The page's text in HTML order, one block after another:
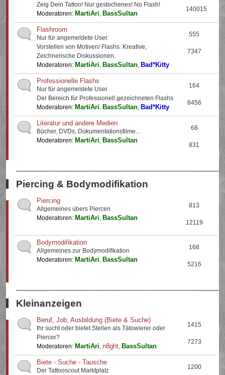
Zeig Dein Tattoo! Nur gestochenes! No Flash!
Moderatoren: MartiAri, BassSultan
140015
Flashroom
Nur für angemeldete User.
Vorstellen von Motiven/ Flashs. Kreative,
Zeichnerische Diskussionen.
Moderatoren: MartiAri, BassSultan, Bad*Kitty
555
7347
Professionelle Flashs
Nur für angemeldete User.
Der Bereich für Professionell gezeichneten Flashs
Moderatoren: MartiAri, BassSultan, Bad*Kitty
164
8456
Literatur und andere Medien
Bücher, DVDs, Dokumentationsfilme...
Moderatoren: MartiAri, BassSultan
68
831
Piercing & Bodymodifikation
Piercing
Allgemeines übers Piercen
Moderatoren: MartiAri, BassSultan
813
12119
Bodymodifikation
Allgemeines zur Bodymodifikation
Moderatoren: MartiAri, BassSultan
168
5216
Kleinanzeigen
Beruf, Job, Ausbildung (Biete & Suche)
Ihr sucht oder bietet Stellen als Tätowierer oder
Piercer?
Moderatoren: MartiAri,n8ght, BassSultan
1415
7273
Biete - Suche - Tausche
Der Tattooscout Marktplatz
1200